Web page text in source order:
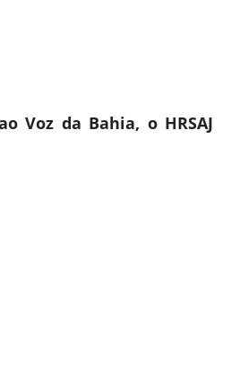
Voz da Bahia, o HRSAJ